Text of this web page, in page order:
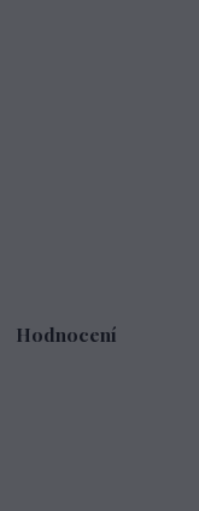
Hodnocení